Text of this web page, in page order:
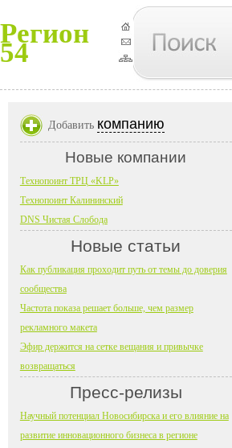
Регион
54
Добавить компанию
Новые компании
Технопоинт ТРЦ «KLP»
Технопоинт Калининский
DNS Чистая Слобода
Новые статьи
Как публикация проходит путь от темы до доверия
сообщества
Частота показа решает больше, чем размер
рекламного макета
Эфир держится на сетке вещания и привычке
возвращаться
Пресс-релизы
Научный потенциал Новосибирска и его влияние на
развитие инновационного бизнеса в регионе